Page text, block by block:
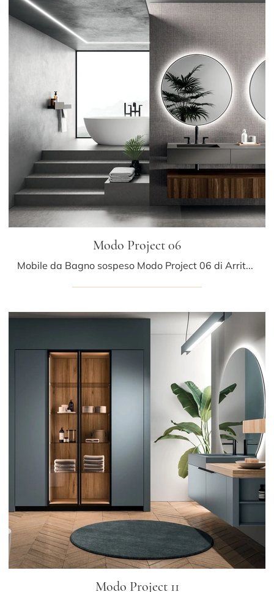
Modo Project 06
Mobile da Bagno sospeso Modo Project 06 di Arrital: clicca e ottieni informazioni su mobili bagno sospesi in legno e elementi accessori della firma.
Modo Project 11